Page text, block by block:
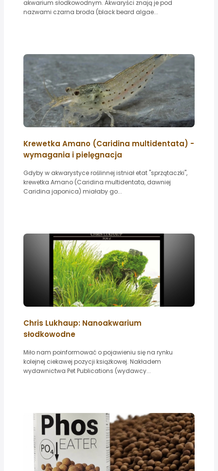
akwarium słodkowodnym. Akwaryści znają je pod
nazwami czarna broda (black beard algae...
Krewetka Amano (Caridina multidentata) -
wymagania i pielęgnacja
Gdyby w akwarystyce roślinnej istniał etat "sprzątaczki",
krewetka Amano (Caridina multidentata, dawniej
Caridina japonica) miałaby go...
Chris Lukhaup: Nanoakwarium
słodkowodne
Miło nam poinformować o pojawieniu się na rynku
kolejnej ciekawej pozycji książkowej. Nakładem
wydawnictwa Pet Publications (wydawcy...